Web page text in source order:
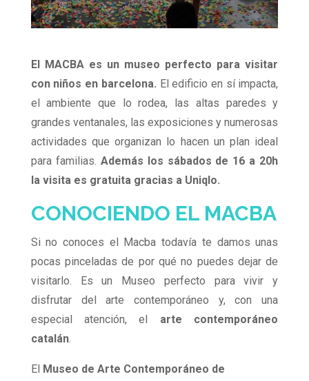
El MACBA es un museo perfecto para visitar
con niños en barcelona. El edificio en sí impacta,
el ambiente que lo rodea, las altas paredes y
grandes ventanales, las exposiciones y numerosas
actividades que organizan lo hacen un plan ideal
para familias. Además los sábados de 16 a 20h
la visita es gratuita gracias a Uniqlo.
CONOCIENDO EL MACBA
Si no conoces el Macba todavía te damos unas
pocas pinceladas de por qué no puedes dejar de
visitarlo. Es un Museo perfecto para vivir y
disfrutar del arte contemporáneo y, con una
especial atención, el arte contemporáneo
catalán.
El Museo de Arte Contemporáneo de